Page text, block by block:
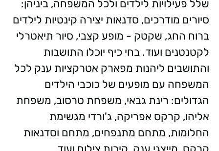
שלל פעילויות לילדים ולכל המשפחה, ביניהן:
סיורים מודרכים, סדנאות יצירה קינטיות לילדים
ברוח החג, שקטק - מופע קצבי, סיור תיאטרלי
לקטנטנים ועוד. בחי כיף יוכלו התושבות
והתושבים ליהנות מפארק אטרקציות ענק לכל
המשפחה עם מופעים של כוכבי הילדים
הגדולים: רינת גבאי, משפחת טרסוב, משפחת
אליהו, קרקס אפריקה, ג'ורדי מגשימת
החלומות, מתחם מתנפחים, מתחם וסדנאות